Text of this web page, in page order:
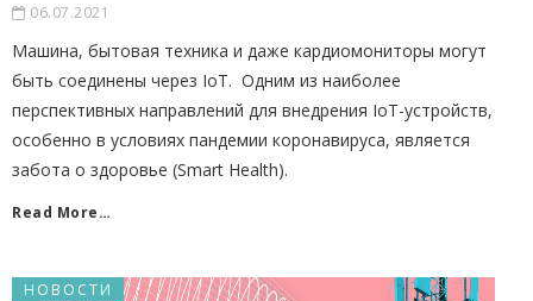
06.07.2021
Машина, бытовая техника и даже кардиомониторы могут
быть соединены через IoT. Одним из наиболее
перспективных направлений для внедрения IoT-устройств,
особенно в условиях пандемии коронавируса, является
забота о здоровье (Smart Health).
Read More…
НОВОСТИ